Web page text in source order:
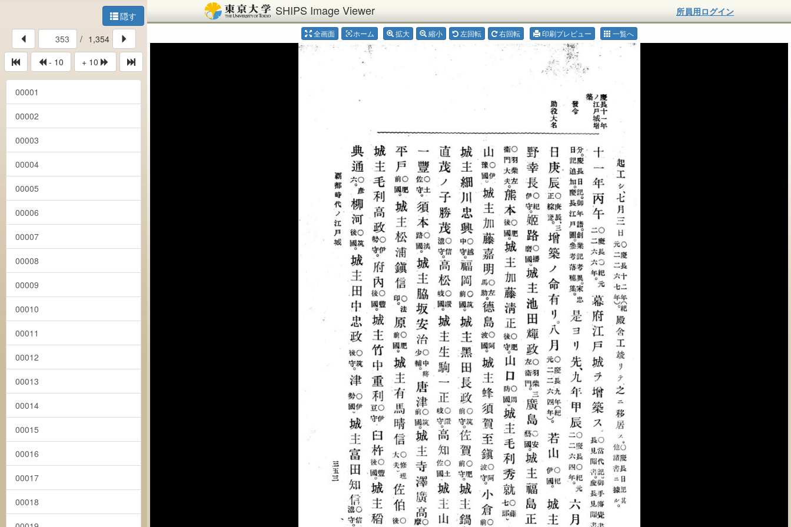
隠す
/ 1,354
- 10
+ 10
00001
00002
00003
00004
00005
00006
00007
00008
00009
00010
00011
00012
00013
00014
00015
00016
00017
00018
SHIPS Image Viewer 所員用ログイン
全画面 center_focus_weakホーム 拡大 縮小 左回転 右回転 印刷プレビュー 一覧へ